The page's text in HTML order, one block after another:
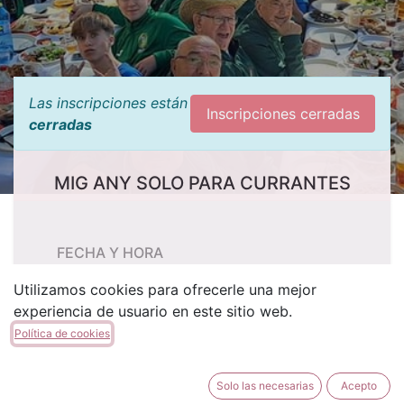
Las inscripciones están
cerradas
Inscripciones cerradas
MIG ANY SOLO PARA CURRANTES
FECHA Y HORA
sábado, 26 de octubre de 2024
8:30 9:30(Europe/Madrid)
Añadir al calendario
Utilizamos cookies para ofrecerle una mejor
experiencia de usuario en este sitio web.
Política de cookies
Solo las necesarias Acepto